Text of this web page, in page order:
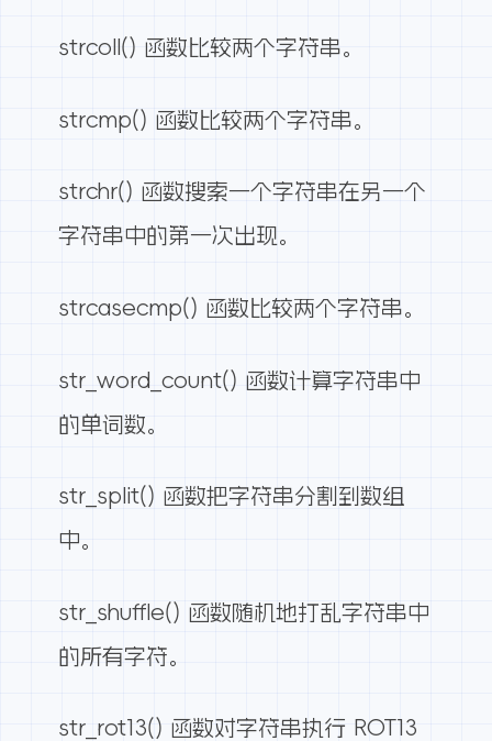
strcoll() 函数比较两个字符串。
strcmp() 函数比较两个字符串。
strchr() 函数搜索一个字符串在另一个
字符串中的第一次出现。
strcasecmp() 函数比较两个字符串。
str_word_count() 函数计算字符串中
的单词数。
str_split() 函数把字符串分割到数组
中。
str_shuffle() 函数随机地打乱字符串中
的所有字符。
str_rot13() 函数对字符串执行 ROT13